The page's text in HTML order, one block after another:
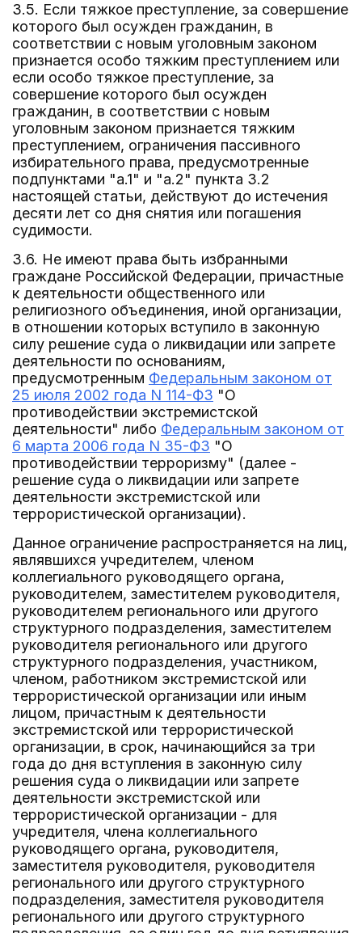
3.5. Если тяжкое преступление, за совершение
которого был осужден гражданин, в
соответствии с новым уголовным законом
признается особо тяжким преступлением или
если особо тяжкое преступление, за
совершение которого был осужден
гражданин, в соответствии с новым
уголовным законом признается тяжким
преступлением, ограничения пассивного
избирательного права, предусмотренные
подпунктами "а.1" и "а.2" пункта 3.2
настоящей статьи, действуют до истечения
десяти лет со дня снятия или погашения
судимости.
3.6. Не имеют права быть избранными
граждане Российской Федерации, причастные
к деятельности общественного или
религиозного объединения, иной организации,
в отношении которых вступило в законную
силу решение суда о ликвидации или запрете
деятельности по основаниям,
предусмотренным Федеральным законом от
25 июля 2002 года N 114-ФЗ "О
противодействии экстремистской
деятельности" либо Федеральным законом от
6 марта 2006 года N 35-ФЗ "О
противодействии терроризму" (далее -
решение суда о ликвидации или запрете
деятельности экстремистской или
террористической организации).
Данное ограничение распространяется на лиц,
являвшихся учредителем, членом
коллегиального руководящего органа,
руководителем, заместителем руководителя,
руководителем регионального или другого
структурного подразделения, заместителем
руководителя регионального или другого
структурного подразделения, участником,
членом, работником экстремистской или
террористической организации или иным
лицом, причастным к деятельности
экстремистской или террористической
организации, в срок, начинающийся за три
года до дня вступления в законную силу
решения суда о ликвидации или запрете
деятельности экстремистской или
террористической организации - для
учредителя, члена коллегиального
руководящего органа, руководителя,
заместителя руководителя, руководителя
регионального или другого структурного
подразделения, заместителя руководителя
регионального или другого структурного